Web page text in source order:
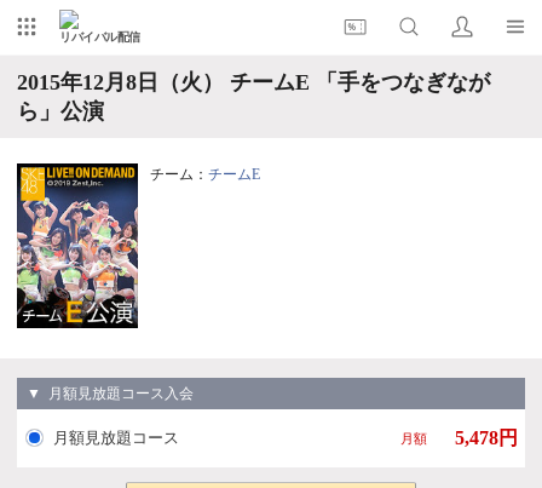
リバイバル配信
2015年12月8日（火） チームE 「手をつなぎなが
ら」公演
チーム： チームE
▼ 月額見放題コース入会
月額見放題コース 月額 5,478円